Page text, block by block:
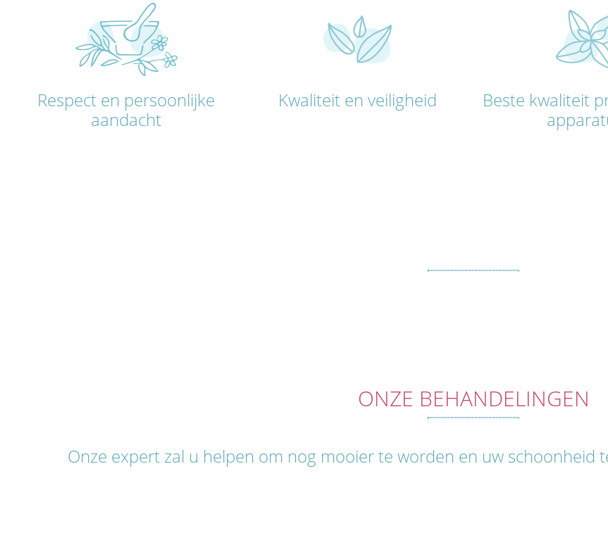
Respect en persoonlijke
aandacht
Kwaliteit en veiligheid
Beste kwaliteit
ONZE BEHANDELINGEN
Onze expert zal u helpen om nog mooier te worden en uw schoonheid